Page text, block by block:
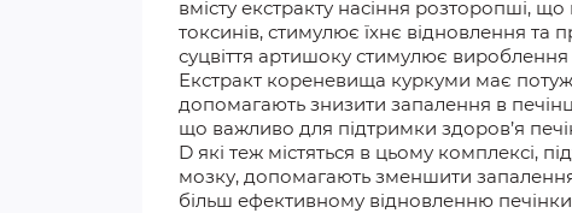
вмісту екстракту насіння розторопші,
токсинів, стимулює їхнє відновлення
суцвіття артишоку стимулює
Екстракт кореневища куркуми має
допомагають знизити запалення в
що важливо для підтримки здоров’я
D які теж містяться в цьому комплексі,
мозку, допомагають зменшити
більш ефективному відновленню